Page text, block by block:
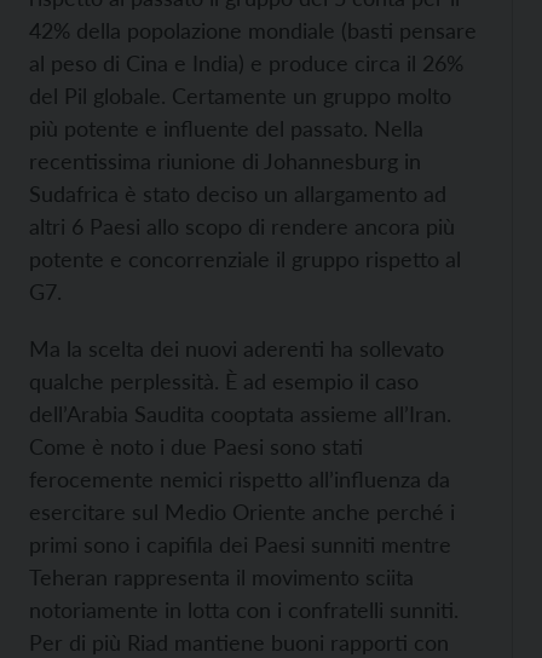
42% della popolazione mondiale (basti pensare
al peso di Cina e India) e produce circa il 26%
del Pil globale. Certamente un gruppo molto
più potente e influente del passato. Nella
recentissima riunione di Johannesburg in
Sudafrica è stato deciso un allargamento ad
altri 6 Paesi allo scopo di rendere ancora più
potente e concorrenziale il gruppo rispetto al
G7.
Ma la scelta dei nuovi aderenti ha sollevato
qualche perplessità. È ad esempio il caso
dell’Arabia Saudita cooptata assieme all’Iran.
Come è noto i due Paesi sono stati
ferocemente nemici rispetto all’influenza da
esercitare sul Medio Oriente anche perché i
primi sono i capifila dei Paesi sunniti mentre
Teheran rappresenta il movimento sciita
notoriamente in lotta con i confratelli sunniti.
Per di più Riad mantiene buoni rapporti con